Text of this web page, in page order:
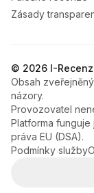
Zásady
© 2026 I-
Obsah
názory.
Provozovatel
Platforma
práva EU (DSA).
Podmínky služby